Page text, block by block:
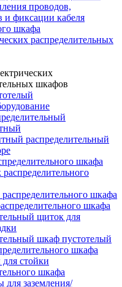
проводов,
и фиксации кабеля
шкафа
распределительных
шкафов
распределительный
шкафа
шкафа
шкафа
щиток для
шкаф пустотелый
шкафа
стойки
шкафа
заземления/